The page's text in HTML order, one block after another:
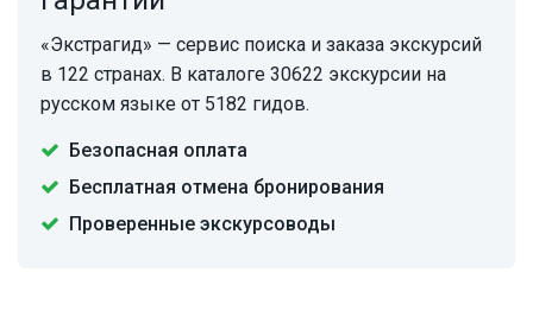
«Экстрагид» — сервис поиска и заказа экскурсий
в 122 странах. В каталоге 30622 экскурсии на
русском языке от 5182 гидов.
Безопасная оплата
Бесплатная отмена бронирования
Проверенные экскурсоводы